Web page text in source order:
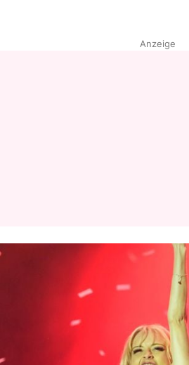
Anzeige